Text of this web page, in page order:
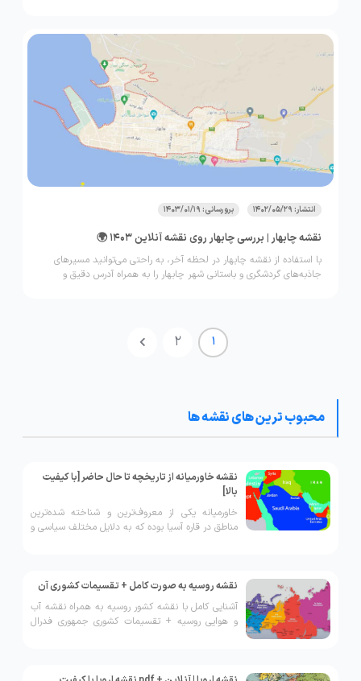
محبوب ترین های نقشه ها
نقشه خاورمیانه از تاریخچه تا حال حاضر [با کیفیت
بالا]
خاورمیانه یکی از معروف‌ترین و شناخته شده‌ترین
مناطق در قاره آسیا بوده که به دلایل مختلف سیاسی و
نقشه روسیه به صورت کامل + تقسیمات کشوری آن
آشنایی کامل با نقشه کشور روسیه به همراه نقشه آب
و هوایی روسیه + تقسیمات کشوری جمهوری فدرال
انتشار: 1402/05/29 برورسانی: 1403/01/19
نقشه چابهار | بررسی چابهار روی نقشه آنلاین 1403 🌍
با استفاده از نقشه چابهار در لحظه آخر، به راحتی می‌توانید مسیرهای
جاذبه‌های گردشگری و باستانی شهر چابهار را به همراه آدرس دقیق و
1
2